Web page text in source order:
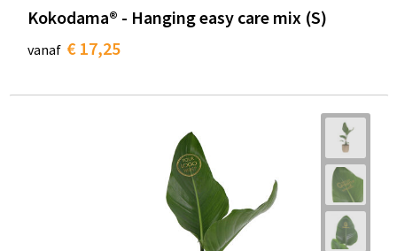
Kokodama® - Hanging easy care mix (S)
vanaf € 17,25